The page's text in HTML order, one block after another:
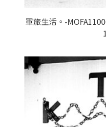
軍旅生活。-